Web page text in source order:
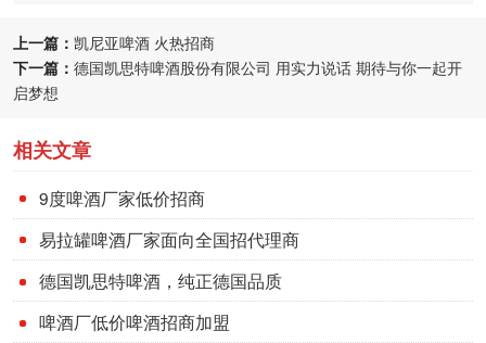
上一篇： 凯尼亚啤酒 火热招商
下一篇： 德国凯思特啤酒股份有限公司 用实力说话 期待与你一起开
启梦想
相关文章
9度啤酒厂家低价招商
易拉罐啤酒厂家面向全国招代理商
德国凯思特啤酒，纯正德国品质
啤酒厂低价啤酒招商加盟